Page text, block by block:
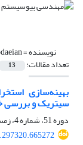
نویسنده =
تعداد مقالات: 13
بهینه‌سازی
سیتریک و بررسی
دوره 51، شماره 4، زمستان 1399، صفحه